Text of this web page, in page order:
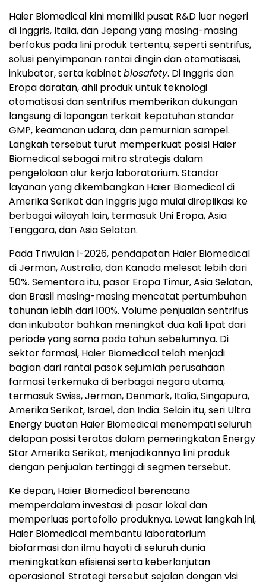
Haier Biomedical kini memiliki pusat R&D luar negeri
di Inggris, Italia, dan Jepang yang masing-masing
berfokus pada lini produk tertentu, seperti sentrifus,
solusi penyimpanan rantai dingin dan otomatisasi,
inkubator, serta kabinet biosafety. Di Inggris dan
Eropa daratan, ahli produk untuk teknologi
otomatisasi dan sentrifus memberikan dukungan
langsung di lapangan terkait kepatuhan standar
GMP, keamanan udara, dan pemurnian sampel.
Langkah tersebut turut memperkuat posisi Haier
Biomedical sebagai mitra strategis dalam
pengelolaan alur kerja laboratorium. Standar
layanan yang dikembangkan Haier Biomedical di
Amerika Serikat dan Inggris juga mulai direplikasi ke
berbagai wilayah lain, termasuk Uni Eropa, Asia
Tenggara, dan Asia Selatan.
Pada Triwulan I-2026, pendapatan Haier Biomedical
di Jerman, Australia, dan Kanada melesat lebih dari
50%. Sementara itu, pasar Eropa Timur, Asia Selatan,
dan Brasil masing-masing mencatat pertumbuhan
tahunan lebih dari 100%. Volume penjualan sentrifus
dan inkubator bahkan meningkat dua kali lipat dari
periode yang sama pada tahun sebelumnya. Di
sektor farmasi, Haier Biomedical telah menjadi
bagian dari rantai pasok sejumlah perusahaan
farmasi terkemuka di berbagai negara utama,
termasuk Swiss, Jerman, Denmark, Italia, Singapura,
Amerika Serikat, Israel, dan India. Selain itu, seri Ultra
Energy buatan Haier Biomedical menempati seluruh
delapan posisi teratas dalam pemeringkatan Energy
Star Amerika Serikat, menjadikannya lini produk
dengan penjualan tertinggi di segmen tersebut.
Ke depan, Haier Biomedical berencana
memperdalam investasi di pasar lokal dan
memperluas portofolio produknya. Lewat langkah ini,
Haier Biomedical membantu laboratorium
biofarmasi dan ilmu hayati di seluruh dunia
meningkatkan efisiensi serta keberlanjutan
operasional. Strategi tersebut sejalan dengan visi